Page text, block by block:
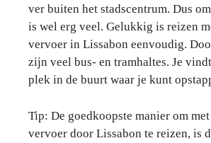
ver buiten het stadscentrum. Dus
is wel erg veel. Gelukkig is reizen
vervoer in Lissabon eenvoudig.
zijn veel bus- en tramhaltes. Je
plek in de buurt waar je kunt
Tip: De goedkoopste manier om
vervoer door Lissabon te reizen, is